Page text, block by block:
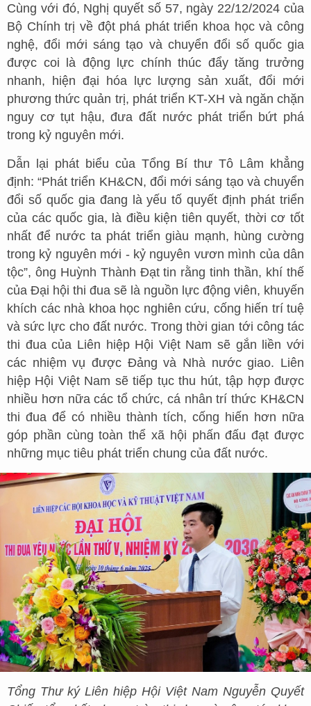
Cùng với đó, Nghị quyết số 57, ngày 22/12/2024 của
Bộ Chính trị về đột phá phát triển khoa học và công
nghệ, đổi mới sáng tạo và chuyển đổi số quốc gia
được coi là động lực chính thúc đẩy tăng trưởng
nhanh, hiện đại hóa lực lượng sản xuất, đổi mới
phương thức quản trị, phát triển KT-XH và ngăn chặn
nguy cơ tụt hậu, đưa đất nước phát triển bứt phá
trong kỷ nguyên mới.
Dẫn lại phát biểu của Tổng Bí thư Tô Lâm khẳng
định: “Phát triển KH&CN, đổi mới sáng tạo và chuyển
đổi số quốc gia đang là yếu tố quyết định phát triển
của các quốc gia, là điều kiện tiên quyết, thời cơ tốt
nhất để nước ta phát triển giàu mạnh, hùng cường
trong kỷ nguyên mới - kỷ nguyên vươn mình của dân
tộc”, ông Huỳnh Thành Đạt tin rằng tinh thần, khí thế
của Đại hội thi đua sẽ là nguồn lực động viên, khuyến
khích các nhà khoa học nghiên cứu, cống hiến trí tuệ
và sức lực cho đất nước. Trong thời gian tới công tác
thi đua của Liên hiệp Hội Việt Nam sẽ gắn liền với
các nhiệm vụ được Đảng và Nhà nước giao. Liên
hiệp Hội Việt Nam sẽ tiếp tục thu hút, tập hợp được
nhiều hơn nữa các tổ chức, cá nhân trí thức KH&CN
thi đua để có nhiều thành tích, cống hiến hơn nữa
góp phần cùng toàn thể xã hội phấn đấu đạt được
những mục tiêu phát triển chung của đất nước.
Tổng Thư ký Liên hiệp Hội Việt Nam Nguyễn Quyết